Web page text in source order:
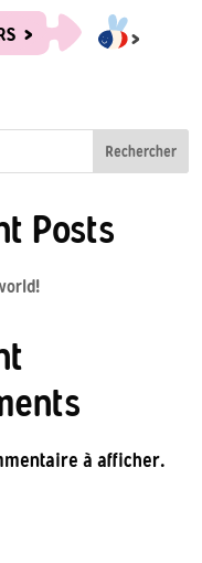
Rechercher
Posts
à afficher.